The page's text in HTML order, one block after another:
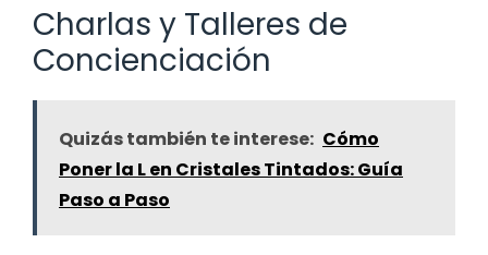
Charlas y Talleres de
Concienciación
Quizás también te interese: Cómo
Poner la L en Cristales Tintados: Guía
Paso a Paso